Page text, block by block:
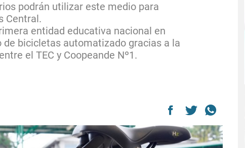
podrán utilizar este medio para
Central.
entidad educativa nacional en
bicicletas automatizado gracias a la
el TEC y Coopeande Nº1.